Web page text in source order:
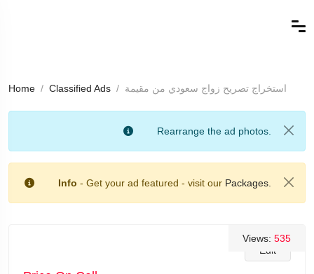
Home Classified Ads استخراج تصريح زواج سعودي من مقيمة
Rearrange the ad photos.
Info - Get your ad featured - visit our Packages.
Edit
Views: 535